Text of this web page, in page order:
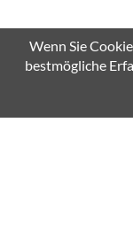
Wenn Sie
bestmögliche